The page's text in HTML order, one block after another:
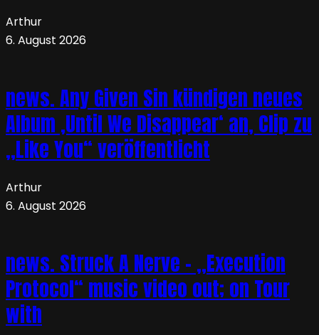
Arthur
6. August 2026
news. Any Given Sin kündigen neues
Album ‚Until We Disappear‘ an, Clip zu
„Like You“ veröffentlicht
Arthur
6. August 2026
news. Struck A Nerve – „Execution
Protocol“ music video out; on Tour
with